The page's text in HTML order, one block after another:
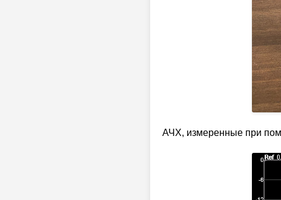
АЧХ, измеренные при